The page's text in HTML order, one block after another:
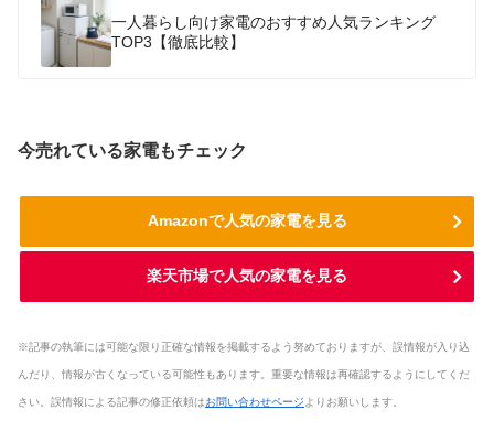
一人暮らし向け家電のおすすめ人気ランキング
TOP3【徹底比較】
今売れている家電もチェック
Amazonで人気の家電を見る
楽天市場で人気の家電を見る
※記事の執筆には可能な限り正確な情報を掲載するよう努めておりますが、誤情報が入り込
んだり、情報が古くなっている可能性もあります。重要な情報は再確認するようにしてくだ
さい。誤情報による記事の修正依頼はお問い合わせページ よりお願いします。